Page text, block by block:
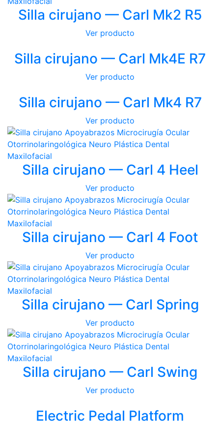
Silla cirujano — Carl Mk2 R5
Ver producto
Silla cirujano — Carl Mk4E R7
Ver producto
Silla cirujano — Carl Mk4 R7
Ver producto
Silla cirujano — Carl 4 Heel
Ver producto
Silla cirujano — Carl 4 Foot
Ver producto
Silla cirujano — Carl Spring
Ver producto
Silla cirujano — Carl Swing
Ver producto
Electric Pedal Platform